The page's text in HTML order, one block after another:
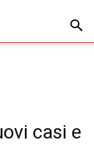
casi e